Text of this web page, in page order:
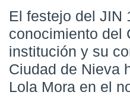
El festejo del JIN
conocimiento del
institución y su
Ciudad de Nieva
Lola Mora en el